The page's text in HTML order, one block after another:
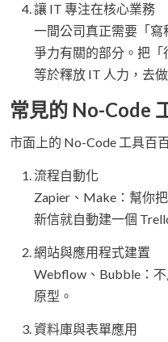
讓 IT 專注在核心業務
一間公司真正需要「
爭力有關的部分。把「
等於釋放 IT 人力，去
常見的 No-Code
市面上的 No-Code 工具百
流程自動化
Zapier、Make：幫你
新信就自動建一個
網站與應用程式建置
Webflow、Bubble：
原型。
資料庫與表單應用